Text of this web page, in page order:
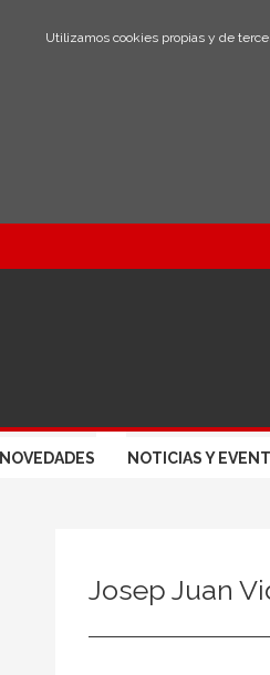
Utilizamos cookies propias y de
NOVEDADES NOTICIAS Y
Josep Juan